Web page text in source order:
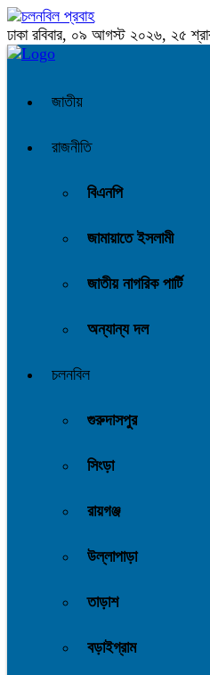
ঢাকা রবিবার, ০৯ আগস্ট ২০২৬, ২৫
জাতীয়
রাজনীতি
বিএনপি
জামায়াতে ইসলামী
জাতীয় নাগরিক পার্টি
অন্যান্য দল
চলনবিল
গুরুদাসপুর
সিংড়া
রায়গঞ্জ
উল্লাপাড়া
তাড়াশ
বড়াইগ্রাম